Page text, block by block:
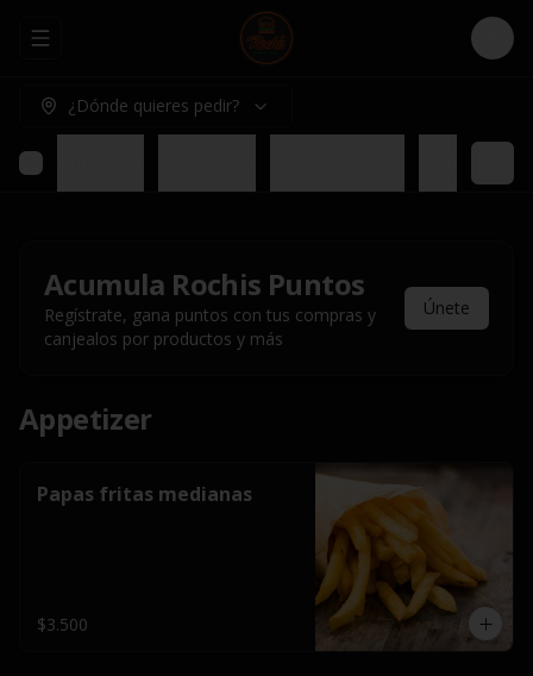
Abrir menu de navegación Login
¿Dónde quieres pedir?
Acumula Rochis Puntos
Regístrate, gana puntos con tus compras y
canjealos por productos y más
Únete
Appetizer
Papas fritas medianas
$3.500